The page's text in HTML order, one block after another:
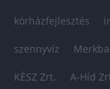
kórházfejlesztés
szennyvíz
KÉSZ Zrt. A-Híd